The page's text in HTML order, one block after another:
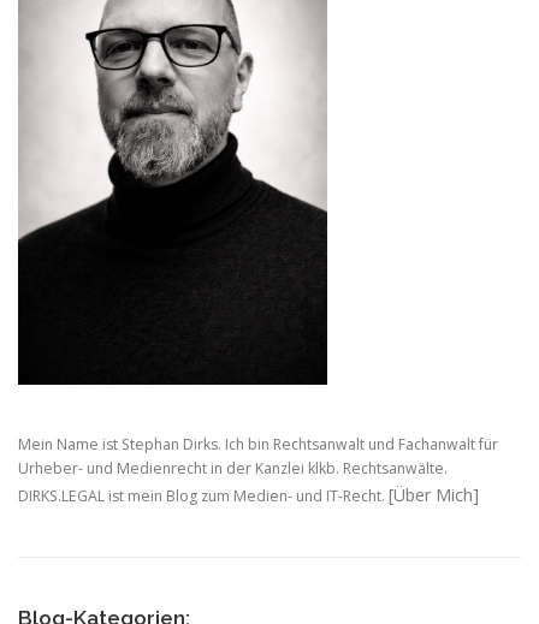
Mein Name ist Stephan Dirks. Ich bin Rechtsanwalt und Fachanwalt für
Urheber- und Medienrecht in der Kanzlei klkb. Rechtsanwälte.
DIRKS.LEGAL ist mein Blog zum Medien- und IT-Recht. [Über Mich]
Blog-Kategorien: